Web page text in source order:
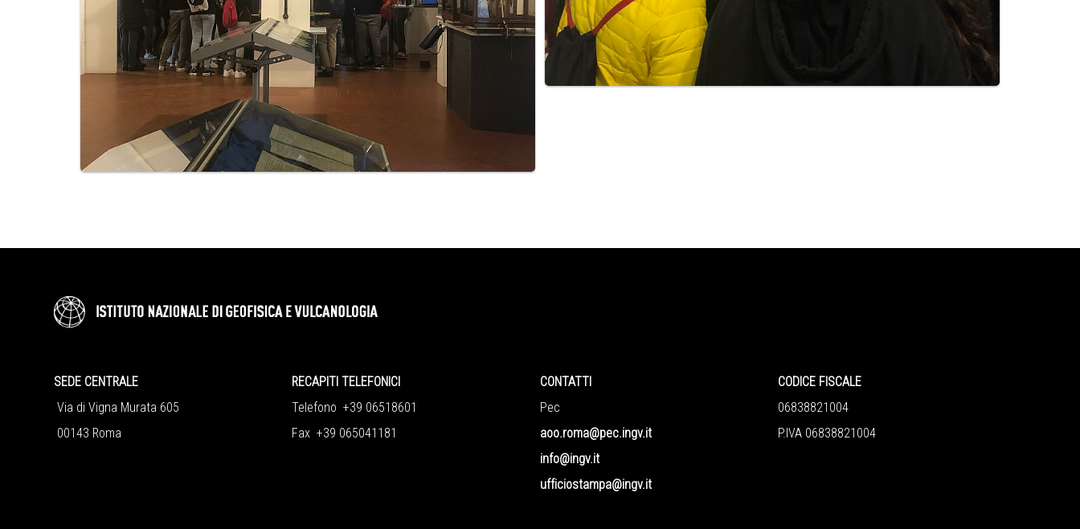
SEDE CENTRALE
Via di Vigna Murata 605
00143 Roma
RECAPITI TELEFONICI
Telefono +39 06518601
Fax +39 065041181
CONTATTI
Pec
aoo.roma@pec.ingv.it
info@ingv.it
ufficiostampa@ingv.it
CODICE FISCALE
06838821004
P.IVA 06838821004